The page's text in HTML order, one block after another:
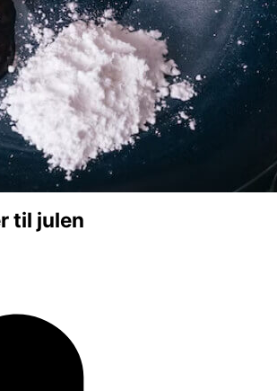
til julen